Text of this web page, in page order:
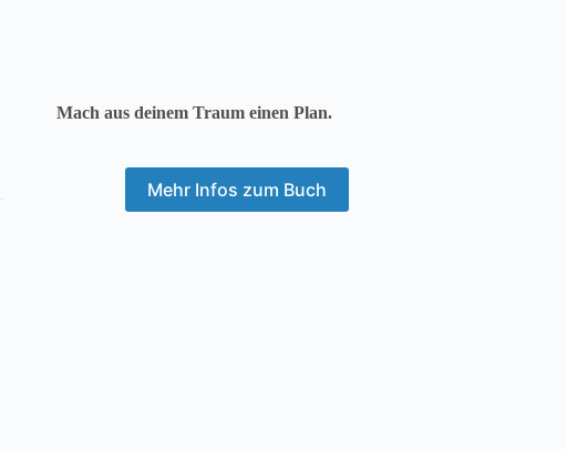
Mach aus deinem Traum einen Plan.
Mehr Infos zum Buch